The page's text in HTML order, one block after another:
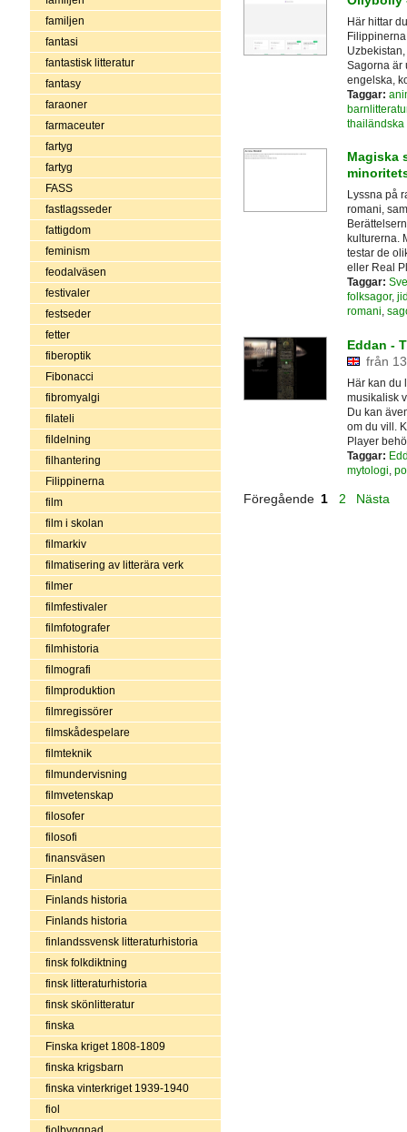
familjen
fantasi
fantastisk litteratur
fantasy
faraoner
farmaceuter
fartyg
fartyg
FASS
fastlagsseder
fattigdom
feminism
feodalväsen
festivaler
festseder
fetter
fiberoptik
Fibonacci
fibromyalgi
filateli
fildelning
filhantering
Filippinerna
film
film i skolan
filmarkiv
filmatisering av litterära verk
filmer
filmfestivaler
filmfotografer
filmhistoria
filmografi
filmproduktion
filmregissörer
filmskådespelare
filmteknik
filmundervisning
filmvetenskap
filosofer
filosofi
finansväsen
Finland
Finlands historia
Finlands historia
finlandssvensk litteraturhistoria
finsk folkdiktning
finsk litteraturhistoria
finsk skönlitteratur
finska
Finska kriget 1808-1809
finska krigsbarn
finska vinterkriget 1939-1940
fiol
Här hittar
Sagorna är
engelska,
Taggar:
thailändska
Magiska
Lyssna på
romani,
kulturerna.
testar de
eller Real
Taggar:
folksagor,
romani,
Eddan -
från
Här kan du
musikalisk
Du kan
om du vill.
Player
Taggar:
mytologi
Föregående 1 2 Nästa